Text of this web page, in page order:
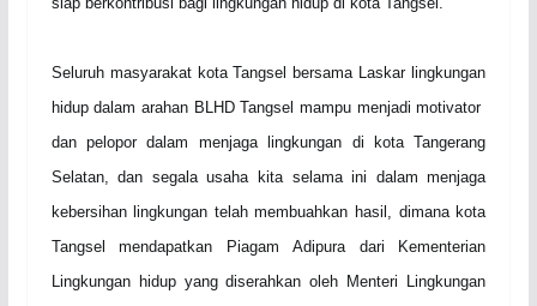
Seluruh masyarakat kota Tangsel bersama Laskar lingkungan
hidup dalam arahan BLHD Tangsel mampu menjadi motivator
dan pelopor dalam menjaga lingkungan di kota Tangerang
Selatan, dan segala usaha kita selama ini dalam menjaga
kebersihan lingkungan telah membuahkan hasil, dimana kota
Tangsel mendapatkan Piagam Adipura dari Kementerian
Lingkungan hidup yang diserahkan oleh Menteri Lingkungan